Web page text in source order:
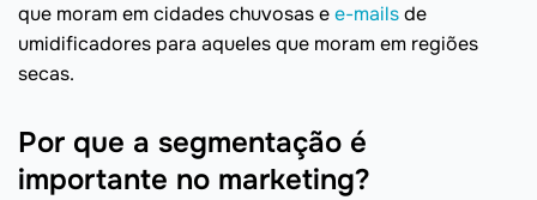
que moram em cidades chuvosas ee-mailsde
umidificadores para aqueles que moram em regiões
secas.
Por que a segmentação é
importante no marketing?